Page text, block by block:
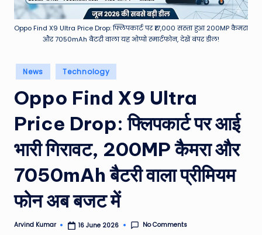
er
,
e
c
h
&
M
o
vi
e
N
Oppo Find X9 Ultra Price Drop: फ्लिपकार्ट पर ₹17,000 सस्ता हुआ 200MP कैमरा
और 7050mAh बैटरी वाला यह ओप्पो स्मार्टफोन, देखें बंपर डील!
Posted
in
News Technology
Oppo Find X9 Ultra
Price Drop: फ्लिपकार्ट पर आई
भारी गिरावट, 200MP कैमरा और
7050mAh बैटरी वाला प्रीमियम
फोन अब बजट में
Posted
Arvind Kumar 16 June 2026 No Comments